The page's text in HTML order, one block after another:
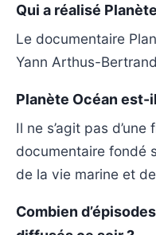
Qui a réalisé
Le documentaire
Yann Arthus-
Planète Océan est-
Il ne s’agit pas
documentaire fondé
de la vie marine et
Combien